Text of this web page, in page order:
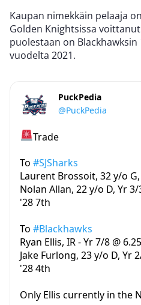
Kaupan nimekkäin pelaaja
Golden Knightsissa
puolestaan on
vuodelta 2021.
PuckPedia
@PuckPedia
Trade
To #SJSharks
Laurent Brossoit, 32 y/o G,
Nolan Allan, 22 y/o D, Yr 3/
'28 7th
To #Blackhawks
Ryan Ellis, IR - Yr 7/8 @
Jake Furlong, 23 y/o D, Yr
'28 4th
Only Ellis currently in the